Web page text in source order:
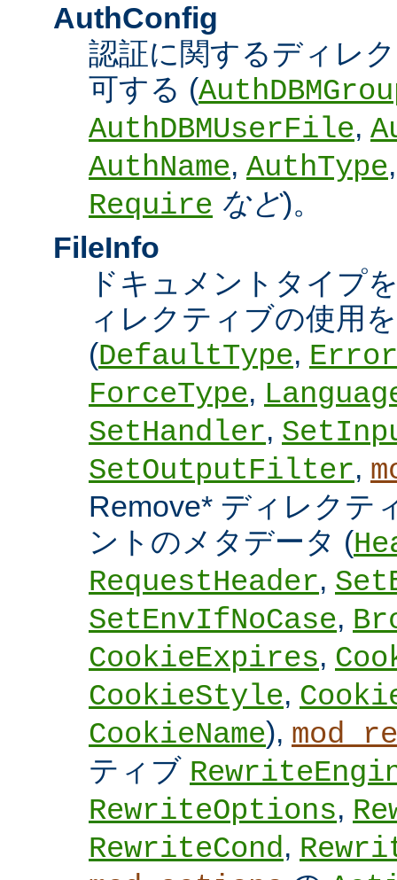
AuthConfig
認証に関するディレ
可する (
AuthDBMUserFile,
AuthName, AuthType
Require など)。
FileInfo
ドキュメントタイプ
ィレクティブの使用
(DefaultType,
ForceType,
SetHandler,
SetOutputFilter,
Remove* ディレクテ
ントのメタデータ (
RequestHeader,
SetEnvIfNoCase,
CookieExpires,
CookieStyle,
CookieName),
ティブ
RewriteOptions,
RewriteCond,